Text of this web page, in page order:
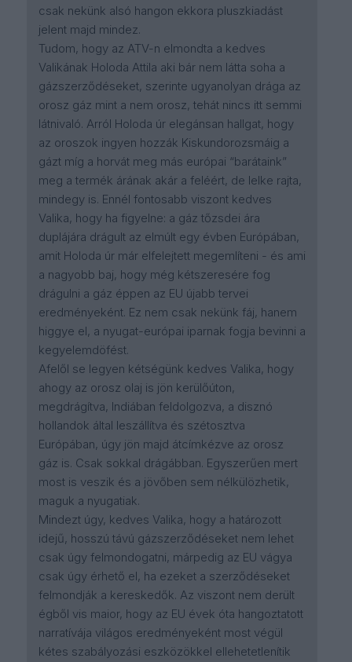
csak nekünk alsó hangon ekkora pluszkiadást
jelent majd mindez.
Tudom, hogy az ATV-n elmondta a kedves
Valikának Holoda Attila aki bár nem látta soha a
gázszerződéseket, szerinte ugyanolyan drága az
orosz gáz mint a nem orosz, tehát nincs itt semmi
látnivaló. Arról Holoda úr elegánsan hallgat, hogy
az oroszok ingyen hozzák Kiskundorozsmáig a
gázt míg a horvát meg más európai “barátaink”
meg a termék árának akár a feléért, de lelke rajta,
mindegy is. Ennél fontosabb viszont kedves
Valika, hogy ha figyelne: a gáz tőzsdei ára
duplájára drágult az elmúlt egy évben Európában,
amit Holoda úr már elfelejtett megemlíteni - és ami
a nagyobb baj, hogy még kétszeresére fog
drágulni a gáz éppen az EU újabb tervei
eredményeként. Ez nem csak nekünk fáj, hanem
higgye el, a nyugat-európai iparnak fogja bevinni a
kegyelemdöfést.
Afelől se legyen kétségünk kedves Valika, hogy
ahogy az orosz olaj is jön kerülőúton,
megdrágítva, Indiában feldolgozva, a disznó
hollandok által leszállítva és szétosztva
Európában, úgy jön majd átcímkézve az orosz
gáz is. Csak sokkal drágábban. Egyszerűen mert
most is veszik és a jövőben sem nélkülözhetik,
maguk a nyugatiak.
Mindezt úgy, kedves Valika, hogy a határozott
idejű, hosszú távú gázszerződéseket nem lehet
csak úgy felmondogatni, márpedig az EU vágya
csak úgy érhető el, ha ezeket a szerződéseket
felmondják a kereskedők. Az viszont nem derült
égből vis maior, hogy az EU évek óta hangoztatott
narratívája világos eredményeként most végül
kétes szabályozási eszközökkel ellehetetlenítik